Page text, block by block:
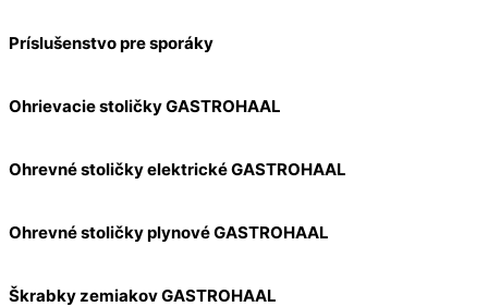
Príslušenstvo pre sporáky
Ohrievacie stoličky GASTROHAAL
Ohrevné stoličky elektrické GASTROHAAL
Ohrevné stoličky plynové GASTROHAAL
Škrabky zemiakov GASTROHAAL